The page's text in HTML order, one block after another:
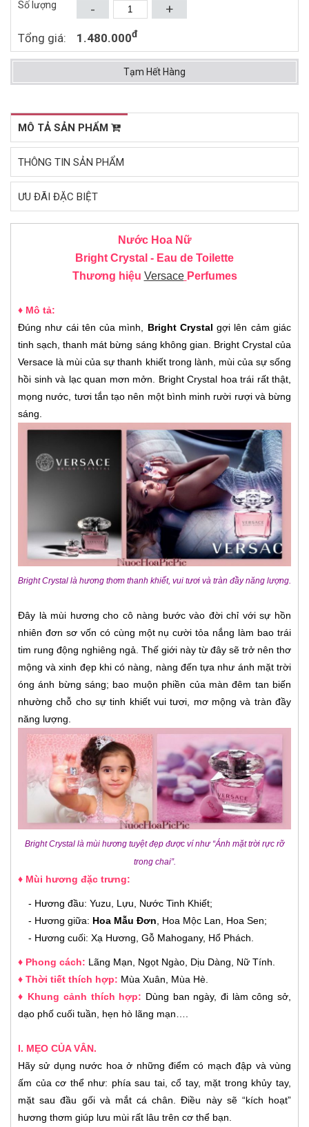
Số lượng +
-
Tổng giá: 1.480.000đ
Tạm Hết Hàng
1.360.000đ 802.000đ
Mua ngay
MÔ TẢ SẢN PHẨM
THÔNG TIN SẢN PHẨM
ƯU ĐÃI ĐẶC BIỆT
Nước Hoa Nữ
Bright Crystal - Eau de Toilette
Thương hiệu Versace Perfumes
♦ Mô tả:
Đúng như cái tên của mình, Bright Crystal gợi lên cảm giác
tinh sạch, thanh mát bừng sáng không gian. Bright Crystal của
Versace là mùi của sự thanh khiết trong lành, mùi của sự sống
hồi sinh và lạc quan mơn mởn. Bright Crystal hoa trái rất thật,
mọng nước, tươi tắn tạo nên một bình minh rười rượi và bừng
sáng.
Bright Crystal là hương thơm thanh khiết, vui tươi và tràn đầy năng lượng.
Đây là mùi hương cho cô nàng bước vào đời chỉ với sự hồn
nhiên đơn sơ vốn có cùng một nụ cười tỏa nắng làm bao trái
tim rung động nghiêng ngả. Thế giới này từ đây sẽ trở nên thơ
mộng và xinh đẹp khi có nàng, nàng đến tựa như ánh mặt trời
óng ánh bừng sáng; bao muộn phiền của màn đêm tan biến
nhường chỗ cho sự tinh khiết vui tươi, mơ mộng và tràn đầy
năng lượng.
Bright Crystal là mùi hương tuyệt đẹp được ví như “Ánh mặt trời rực rỡ
trong chai”.
♦ Mùi hương đặc trưng:
- Hương đầu: Yuzu, Lựu, Nước Tinh Khiết;
- Hương giữa: Hoa Mẫu Đơn , Hoa Mộc Lan, Hoa Sen;
- Hương cuối: Xạ Hương, Gỗ Mahogany, Hổ Phách.
♦ Phong cách: Lãng Mạn, Ngọt Ngào, Dịu Dàng, Nữ Tính
♦ Thời tiết thích hợp: Mùa Xuân, Mùa Hè
♦ Khung cảnh thích hợp: Dùng ban ngày, đi làm công sở,
dạo phố cuối tuần, hẹn hò lãng mạn…
I. MẸO CỦA VÂN.
Hãy sử dụng nước hoa ở những điểm có mạch đập và vùng
ấm của cơ thể như: phía sau tai, cổ tay, mặt trong khủy tay,
mặt sau đầu gối và mắt cá chân. Điều này sẽ “kích hoạt”
hương thơm giúp lưu mùi rất lâu trên cơ thể bạn.